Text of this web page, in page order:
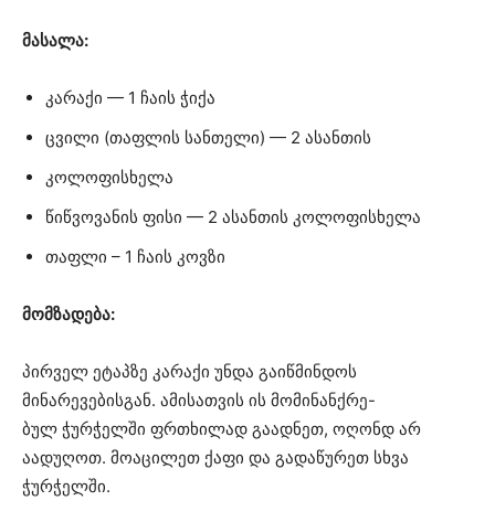
მასალა:
კარაქი — 1 ჩაის ჭიქა
ცვილი (თაფლის სანთელი) — 2 ასანთის
კოლოფისხელა
წიწვოვანის ფისი — 2 ასანთის კოლოფისხელა
თაფლი – 1 ჩაის კოვზი
მომზადება:
პირველ ეტაპზე კარაქი უნდა გაიწმინდოს
მინარევებისგან. ამისათვის ის მომინანქრე-
ბულ ჭურჭელში ფრთხილად გაადნეთ, ოღონდ არ
აადუღოთ. მოაცილეთ ქაფი და გადაწურეთ სხვა
ჭურჭელში.